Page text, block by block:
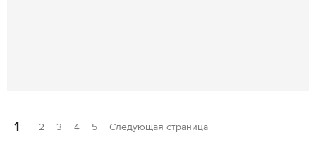
1 2 3 4 5 Следующая страница